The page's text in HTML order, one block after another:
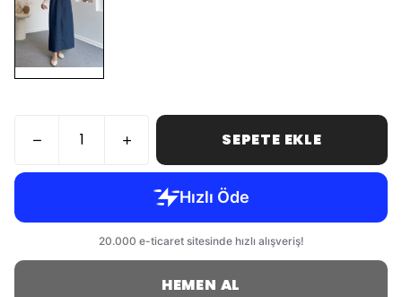
SEPETE EKLE
HEMEN AL